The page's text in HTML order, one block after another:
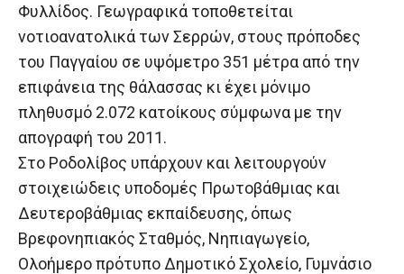
Φυλλίδος. Γεωγραφικά τοποθετείται
νοτιοανατολικά των Σερρών, στους πρόποδες
του Παγγαίου σε υψόμετρο 351 μέτρα από την
επιφάνεια της θάλασσας κι έχει μόνιμο
πληθυσμό 2.072 κατοίκους σύμφωνα με την
απογραφή του 2011.
Στο Ροδολίβος υπάρχουν και λειτουργούν
στοιχειώδεις υποδομές Πρωτοβάθμιας και
Δευτεροβάθμιας εκπαίδευσης, όπως
Βρεφονηπιακός Σταθμός, Νηπιαγωγείο,
Ολοήμερο πρότυπο Δημοτικό Σχολείο, Γυμνάσιο